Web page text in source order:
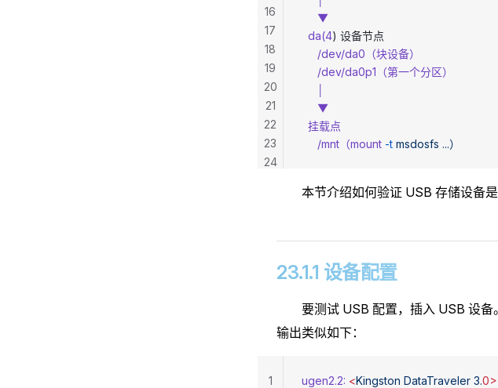
     ▼
  da(4
) 设备节点
     /dev/da0（块设备）
     /dev/da0p1（第一个分区）
     ▼
  挂载点
     /mnt（mount
-t msdosfs ...）
16
17
18
19
20
21
22
23
24
本节介绍如何验证 USB 存储设备
23.1.1 设备配置
要测试 USB 配置，插入 USB 设备
输出类似如下：
ugen2.2: <Kingston DataTraveler 3.0>
1